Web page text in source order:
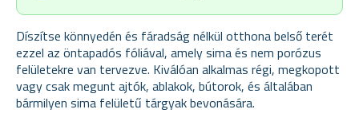
Díszítse könnyedén és fáradság nélkül otthona belső terét
ezzel az öntapadós fóliával, amely sima és nem porózus
felületekre van tervezve. Kiválóan alkalmas régi, megkopott
vagy csak megunt ajtók, ablakok, bútorok, és általában
bármilyen sima felületű tárgyak bevonására.